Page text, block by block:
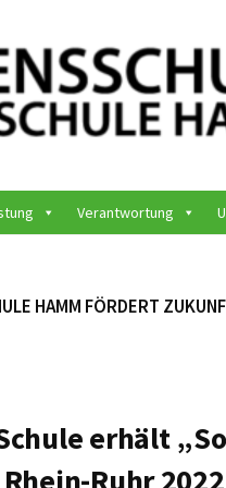
Verantwortung
HAMM FÖRDERT
erhält